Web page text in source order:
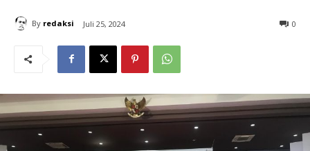
By redaksi Juli 25, 2024 0